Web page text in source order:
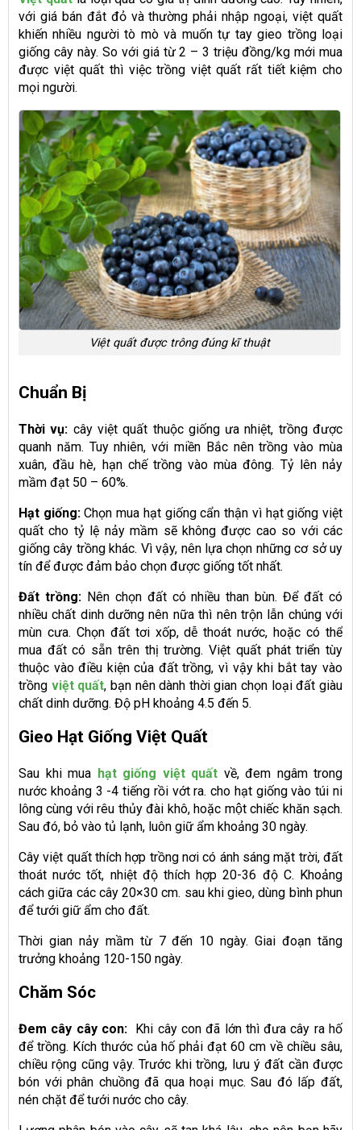
với giá bán đắt đỏ và thường phải nhập ngoại, việt quất
khiến nhiều người tò mò và muốn tự tay gieo trồng loại
giống cây này. So với giá từ 2 – 3 triệu đồng/kg mới mua
được việt quất thì việc trồng việt quất rất tiết kiệm cho
mọi người.
Việt quất được trông đúng kĩ thuật
Chuẩn Bị
Thời vụ: cây việt quất thuộc giống ưa nhiệt, trồng được
quanh năm. Tuy nhiên, với miền Bắc nên trồng vào mùa
xuân, đầu hè, hạn chế trồng vào mùa đông. Tỷ lên nảy
mầm đạt 50 – 60%.
Hạt giống:Chọn mua hạt giống cẩn thận vì hạt giống việt
quất cho tỷ lệ nảy mầm sẽ không được cao so với các
giống cây trồng khác. Vì vậy, nên lựa chọn những cơ sở uy
tín để được đảm bảo chọn được giống tốt nhất.
Đất trồng:Nên chọn đất có nhiều than bùn. Để đất có
nhiều chất dinh dưỡng nên nữa thì nên trộn lẫn chúng với
mùn cưa. Chọn đất tơi xốp, dễ thoát nước, hoặc có thể
mua đất có sẵn trên thị trường. Việt quất phát triển tùy
thuộc vào điều kiện của đất trồng, vì vậy khi bắt tay vào
trồng việt quất, bạn nên dành thời gian chọn loại đất giàu
chất dinh dưỡng. Độ pH khoảng 4.5 đến 5.
Gieo Hạt Giống Việt Quất
Sau khi mua hạt giống việt quất về, đem ngâm trong
nước khoảng 3 -4 tiếng rồi vớt ra. cho hạt giống vào túi ni
lông cùng với rêu thủy đài khô, hoặc một chiếc khăn sạch.
Sau đó, bỏ vào tủ lạnh, luôn giữ ẩm khoảng 30 ngày.
Cây việt quất thích hợp trồng nơi có ánh sáng mặt trời, đất
thoát nước tốt, nhiệt độ thích hợp 20-36 độ C. Khoảng
cách giữa các cây 20×30 cm. sau khi gieo, dùng bình phun
để tưới giữ ẩm cho đất.
Thời gian nảy mầm từ 7 đến 10 ngày. Giai đoạn tăng
trưởng khoảng 120-150 ngày.
Chăm Sóc
Đem cây cây con:Khi cây con đã lớn thì đưa cây ra hố
để trồng. Kích thước của hố phải đạt 60 cm về chiều sâu,
chiều rộng cũng vậy. Trước khi trồng, lưu ý đất cần được
bón với phân chuồng đã qua hoại mục. Sau đó lấp đất,
nén chặt để tưới nước cho cây.